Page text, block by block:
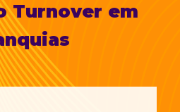
Turnover em